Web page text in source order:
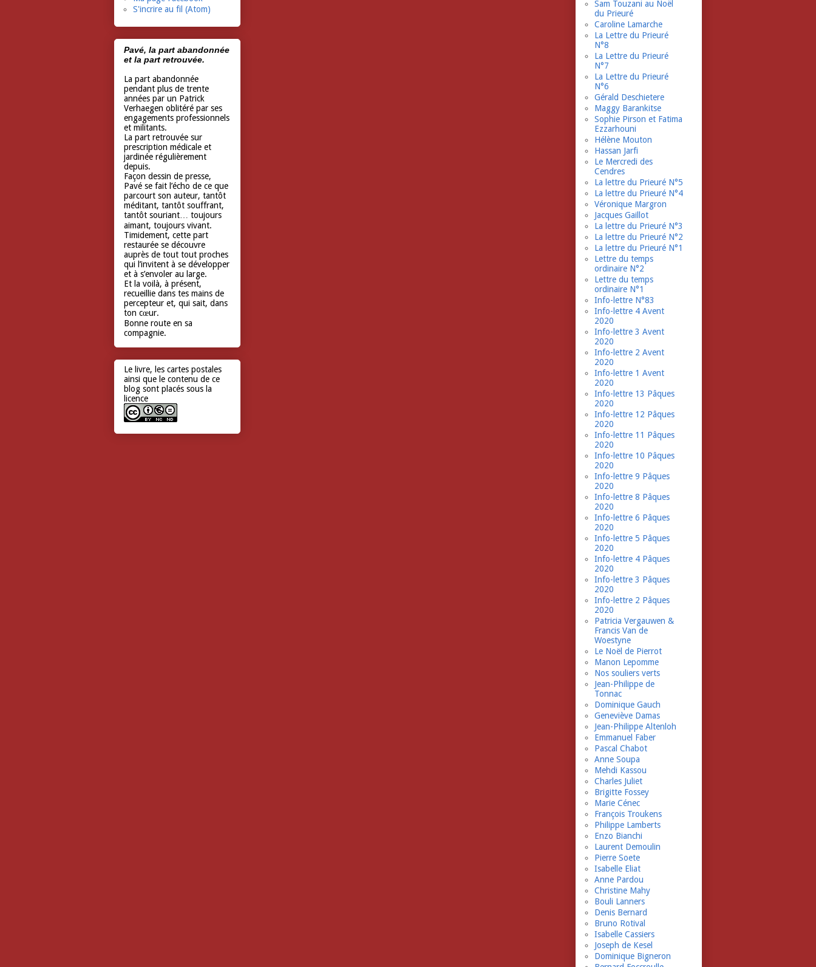
S'incrire au fil (Atom)
Pavé, la part abandonnée
et la part retrouvée.
La part abandonnée
pendant plus de trente
années par un Patrick
Verhaegen oblitéré par ses
engagements professionnels
et militants.
La part retrouvée sur
prescription médicale et
jardinée régulièrement
depuis.
Façon dessin de presse,
Pavé se fait l’écho de ce que
parcourt son auteur, tantôt
méditant, tantôt souffrant,
tantôt souriant… toujours
aimant, toujours vivant.
Timidement, cette part
restaurée se découvre
auprès de tout tout proches
qui l’invitent à se développer
et à s’envoler au large.
Et la voilà, à présent,
recueillie dans tes mains de
percepteur et, qui sait, dans
ton cœur.
Bonne route en sa
compagnie.
Le livre, les cartes postales
ainsi que le contenu de ce
blog sont placés sous la
licence
Sam Touzani au Noël
du Prieuré
Caroline Lamarche
La Lettre du Prieuré
N°8
La Lettre du Prieuré
N°7
La Lettre du Prieuré
N°6
Gérald Deschietere
Maggy Barankitse
Sophie Pirson et Fatima
Ezzarhouni
Hélène Mouton
Hassan Jarfi
Le Mercredi des
Cendres
La lettre du Prieuré N°5
La lettre du Prieuré N°4
Véronique Margron
Jacques Gaillot
La lettre du Prieuré N°3
La lettre du Prieuré N°2
La lettre du Prieuré N°1
Lettre du temps
ordinaire N°2
Lettre du temps
ordinaire N°1
Info-lettre N°83
Info-lettre 4 Avent
2020
Info-lettre 3 Avent
2020
Info-lettre 2 Avent
2020
Info-lettre 1 Avent
2020
Info-lettre 13 Pâques
2020
Info-lettre 12 Pâques
2020
Info-lettre 11 Pâques
2020
Info-lettre 10 Pâques
2020
Info-lettre 9 Pâques
2020
Info-lettre 8 Pâques
2020
Info-lettre 6 Pâques
2020
Info-lettre 5 Pâques
2020
Info-lettre 4 Pâques
2020
Info-lettre 3 Pâques
2020
Info-lettre 2 Pâques
2020
Patricia Vergauwen &
Francis Van de
Woestyne
Le Noël de Pierrot
Manon Lepomme
Nos souliers verts
Jean-Philippe de
Tonnac
Dominique Gauch
Geneviève Damas
Jean-Philippe Altenloh
Emmanuel Faber
Pascal Chabot
Anne Soupa
Mehdi Kassou
Charles Juliet
Brigitte Fossey
Marie Cénec
François Troukens
Philippe Lamberts
Enzo Bianchi
Laurent Demoulin
Pierre Soete
Isabelle Eliat
Anne Pardou
Christine Mahy
Bouli Lanners
Denis Bernard
Bruno Rotival
Isabelle Cassiers
Joseph de Kesel
Dominique Bigneron